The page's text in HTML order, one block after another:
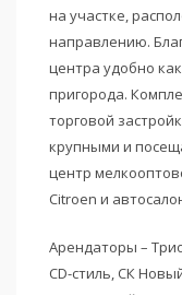
на участке,
направлению.
центра удобно
пригорода.
торговой
крупными и
центр
Citroen и
Арендаторы –
CD-стиль, СК